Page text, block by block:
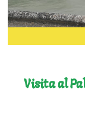
Visita al